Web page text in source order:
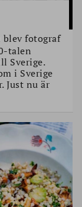
blev fotograf
talen
Sverige.
i Sverige
Just nu är